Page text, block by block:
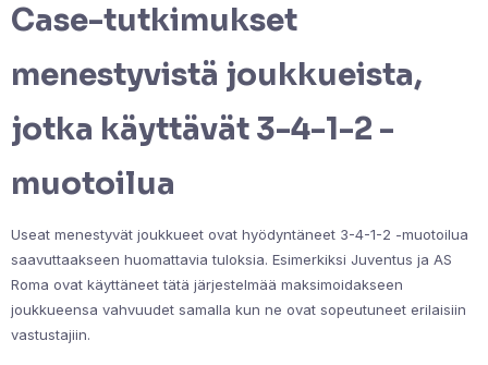
Case-tutkimukset
menestyvistä joukkueista,
jotka käyttävät 3-4-1-2 -
muotoilua
Useat menestyvät joukkueet ovat hyödyntäneet 3-4-1-2 -muotoilua
saavuttaakseen huomattavia tuloksia. Esimerkiksi Juventus ja AS
Roma ovat käyttäneet tätä järjestelmää maksimoidakseen
joukkueensa vahvuudet samalla kun ne ovat sopeutuneet erilaisiin
vastustajiin.